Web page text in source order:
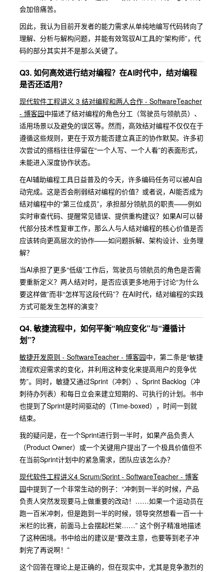
会加倍痛苦。
因此，我认为目前开发者的能力需求从单纯地编写代码转向了
理解、分析与解构问题，并能有效驾驭AI工具的“架构师”，代
码的部分其实并不是那么关键了。
Q3. 如何高效进行结对编程？在AI时代中，结对编程
是否还适用？
现代软件工程讲义 3 结对编程和两人合作 - SoftwareTeacher
- 博客园中描述了结对编程的角色分工（驾驶员与领航员）、
适用场景以及避免的误区等。然而，高效结对编程不仅仅在于
遵循这些规则，更在于双方能否建立真正的协作默契。许多初
次尝试的搭档往往停留在“一个人写、一个人看”的表面形式，
未能进入深度协作状态。
在AI辅助编程工具日益普及的今天，许多编码任务可以被AI自
动完成。这是否会削弱结对编程的价值？或者说，AI能否成为
结对编程中的“第三位成员”，承担部分领航员的职责——例如
实时审查代码、提醒常见错误、提供重构建议？如果AI可以替
代部分技术性复审工作，那么人与人结对编程的核心价值是否
应该转向更高层次的协作——如问题拆解、架构设计、业务理
解？
当AI承担了更多“低级”工作后，驾驶员与领航员的角色是否需
要重新定义？两人结对时，是否应该更多地用于讨论“为什么
要这样做”而非“怎样写这段代码”？在AI时代，结对编程的实践
方式可能发生怎样的演变？
Q4. 敏捷流程中，如何平衡“响应变化”与“遵循计
划”？
敏捷开发原则 - SoftwareTeacher - 博客园中，第二条是“敏捷
流程欢迎需求的变化，并利用这种变化来提高用户的竞争优
势”。同时，敏捷又通过Sprint（冲刺）、Sprint Backlog（冲
刺待办列表）和每日立会来建立短期的、可执行的计划。书中
也提到了Sprint是时间驱动的（Time-boxed），时间一到就
结束。
我的疑问是，在一个Sprint进行到一半时，如果产品负责人
（Product Owner）或一个关键用户提出了一个极具价值但不
在当前Sprint计划中的紧急需求，团队应该怎么办？
现代软件工程讲义4 Scrum/Sprint - SoftwareTeacher - 博客
园中提到了一个非常生动的例子：“冲刺到一半的时候，产品
负责人突然发现要马上做重要的改动！……如果一个运动员在
跑一百米冲刺，但是跑到一半的时候，领导突然想看一百一十
米栏的比赛，前面马上会摆起栏架……” 这个例子精准地描述
了这种困境。书中给出的建议是“要改主意，也要等到老子冲
刺完了再说啊！”
这个回答在理论上是正确的，但在现实中，尤其是竞争激烈的